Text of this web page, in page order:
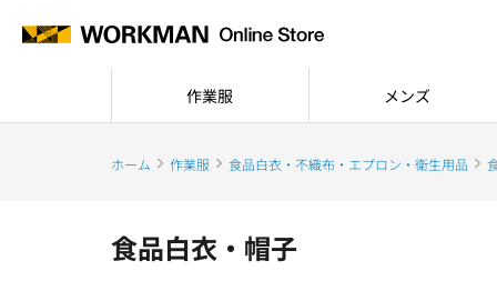
作業服 メンズ
ホーム 作業服 食品白衣・不織布・エプロン・衛生用品
食品白衣・帽子